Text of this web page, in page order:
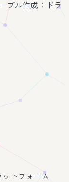
ブル作成：ドラ
トフォーム